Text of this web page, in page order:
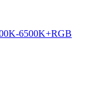
6500K+RGB